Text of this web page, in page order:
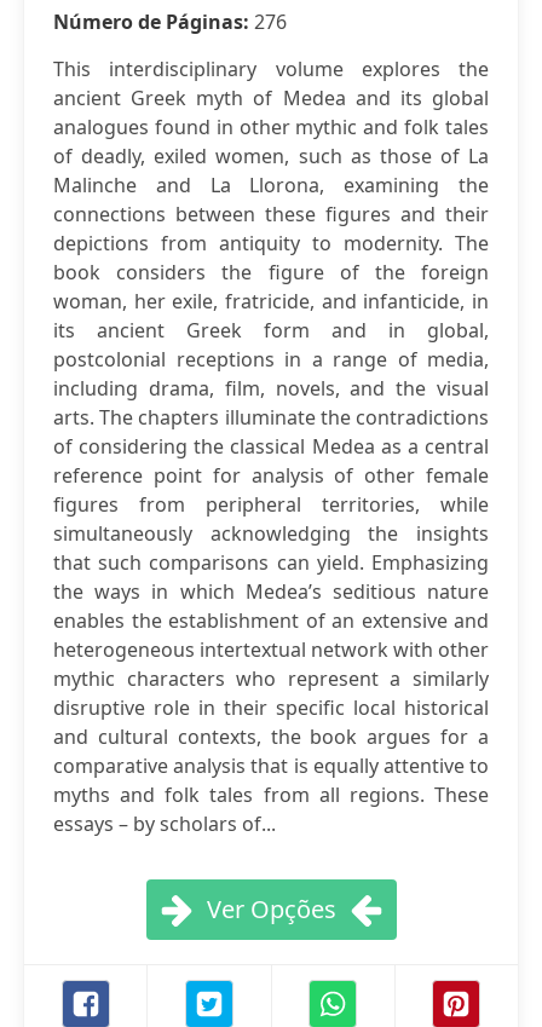
Número de Páginas: 276
This interdisciplinary volume explores the
ancient Greek myth of Medea and its global
analogues found in other mythic and folk tales
of deadly, exiled women, such as those of La
Malinche and La Llorona, examining the
connections between these figures and their
depictions from antiquity to modernity. The
book considers the figure of the foreign
woman, her exile, fratricide, and infanticide, in
its ancient Greek form and in global,
postcolonial receptions in a range of media,
including drama, film, novels, and the visual
arts. The chapters illuminate the contradictions
of considering the classical Medea as a central
reference point for analysis of other female
figures from peripheral territories, while
simultaneously acknowledging the insights
that such comparisons can yield. Emphasizing
the ways in which Medea’s seditious nature
enables the establishment of an extensive and
heterogeneous intertextual network with other
mythic characters who represent a similarly
disruptive role in their specific local historical
and cultural contexts, the book argues for a
comparative analysis that is equally attentive to
myths and folk tales from all regions. These
essays – by scholars of...
Ver Opções